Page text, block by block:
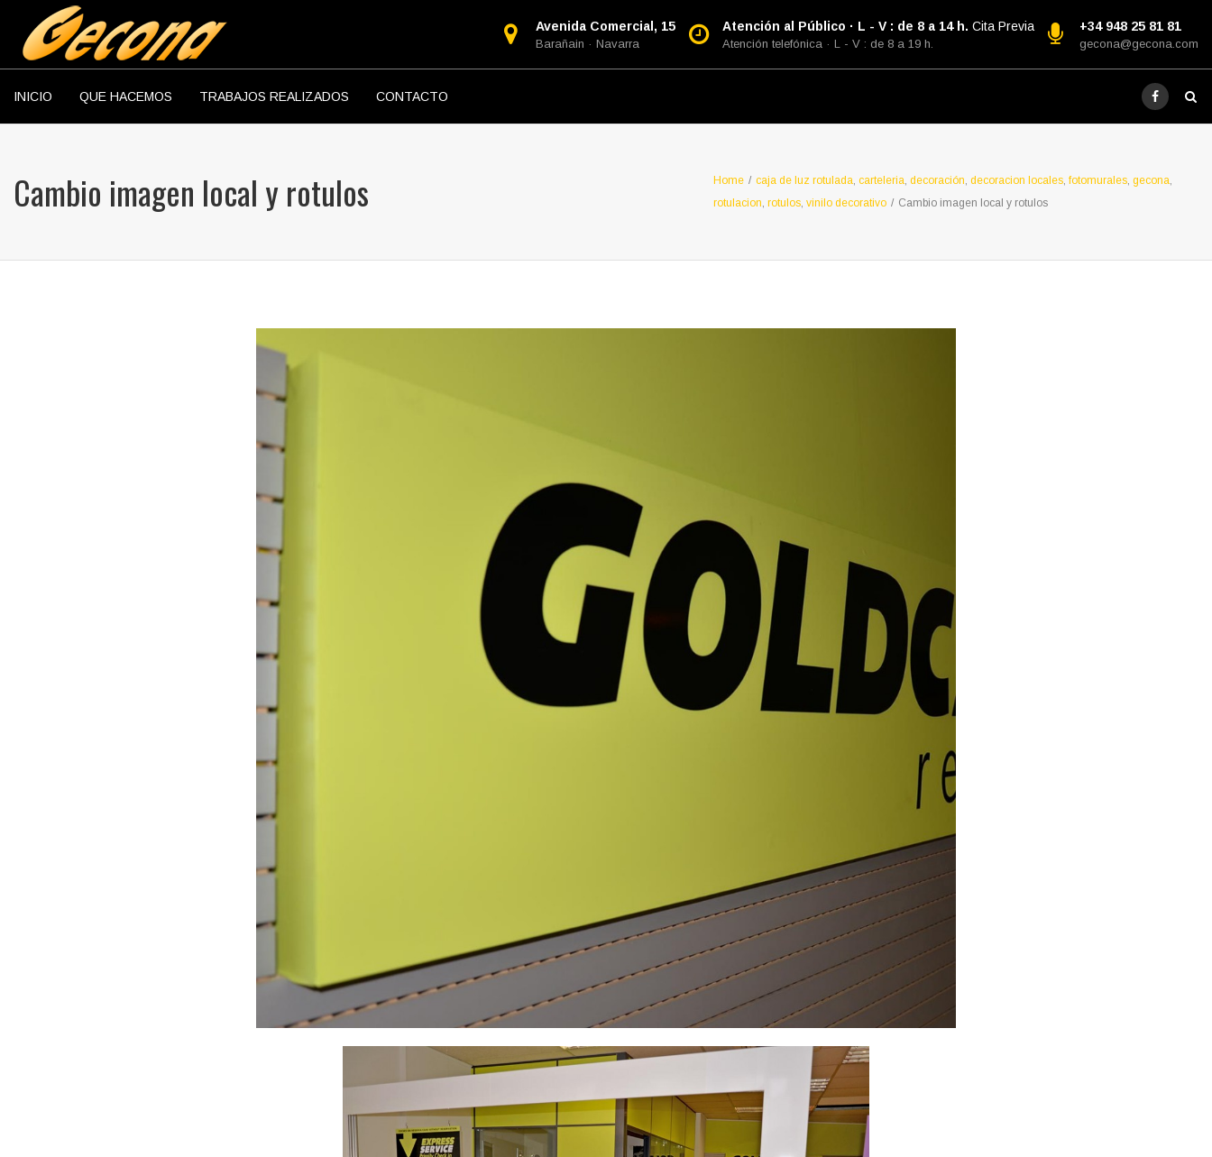
Avenida Comercial, 15
Barañain · Navarra
Atención al Público · L - V : de 8 a 14 h. Cita Previa
Atención telefónica · L - V : de 8 a 19 h.
+34 948 25 81 81
gecona@gecona.com
INICIO QUE HACEMOS TRABAJOS REALIZADOS CONTACTO
Cambio imagen local y rotulos Home / caja de luz rotulada,carteleria,decoración,decoracion locales,fotomurales,gecona,
rotulacion,rotulos,vinilo decorativo / Cambio imagen local y rotulos